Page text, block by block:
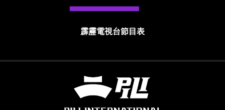
霹靂電視台節目表
霹靂國際多媒體股份有限公司 PILI